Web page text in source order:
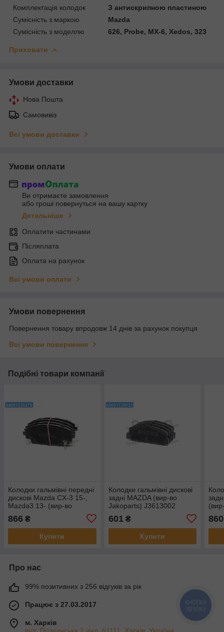
Комплектація колодок
З антискрипною пластиною
Сумісність з маркою
Mazda
Сумісність з моделлю
626, Probe, MX-6, Xedos, 323
Приховати
Умови доставки
Нова Пошта
Самовивіз
Всі умови доставки
Умови оплати
Ви отримаєте замовлення
або гроші повернуться на вашу картку
Детальніше
Оплатити частинами
Післяплата
Оплата на рахунок
Всі умови оплати
Умови повернення
Повернення товару впродовж 14 днів за рахунок покупця
Всі умови повернення
Подібні товари компанії
Колодки гальмівні передні
дискові Mazda CX-3 15-,
Mazda3 13- (вир-во
866 ₴
Купити
Колодки гальмівні дискові
задні MAZDA (вир-во
Jakoparts) J3613002
601₴
Купити
860
Про нас
99% позитивних з 256 відгуків за рік
Працює з 27.03.2017
м. Харків
КНОПКА
ЗВ'ЯЗКУ